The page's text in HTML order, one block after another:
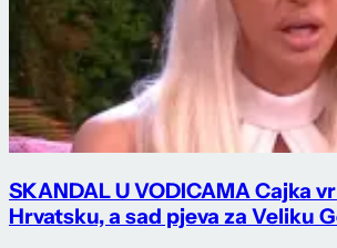
SKANDAL U VODICAMA Cajka
Hrvatsku, a sad pjeva za Veliku